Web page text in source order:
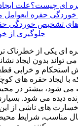
ای چیست؟علت
حفره ایعوامل
تشخیص خوردگی
جلوگیری از
ای یکی از خطرناک
تواند بدون ایجاد
استحکام و خرابی
با ایجاد حفره های
می شود، بیشتر در
دیده می شود.
های ناشی از این
مناسب، شرایط